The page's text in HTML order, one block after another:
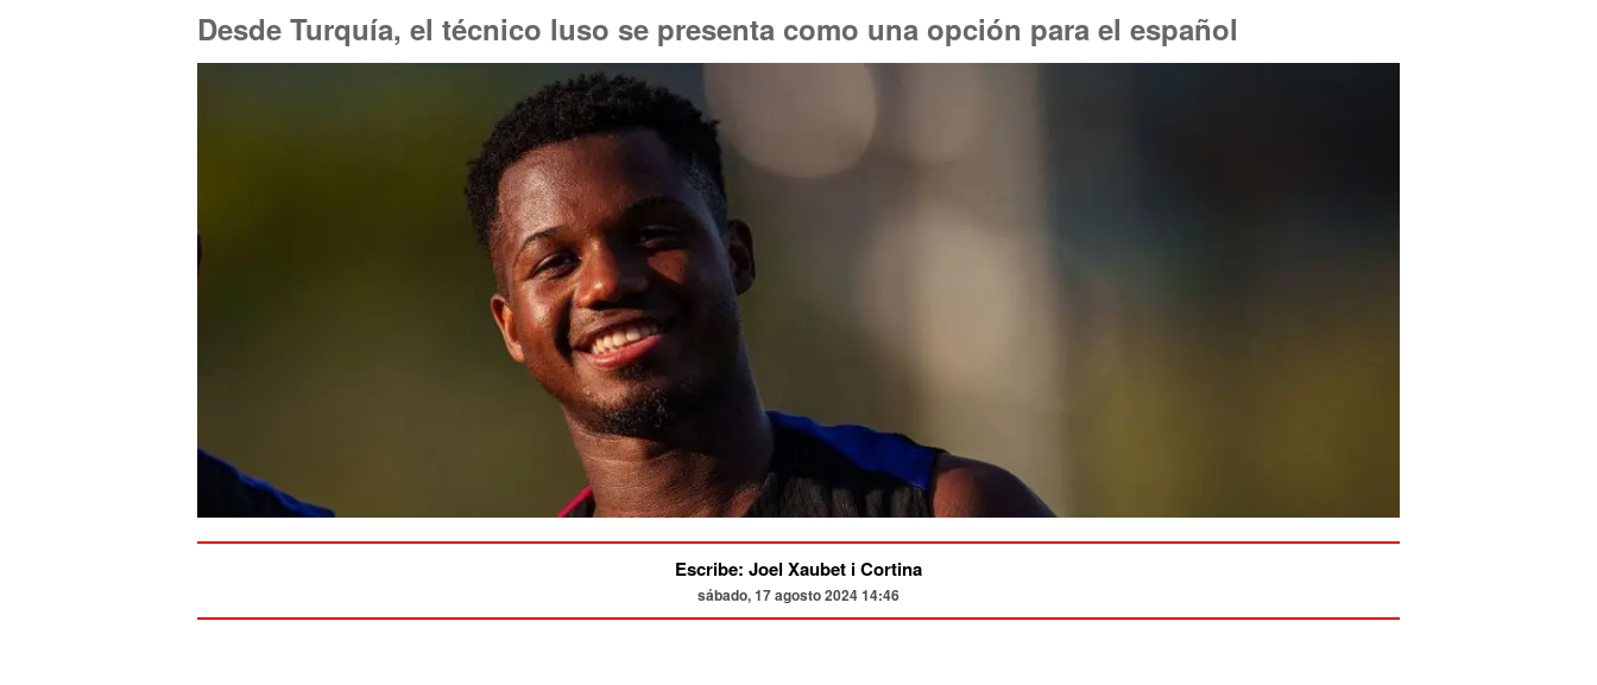
Desde Turquía, el técnico luso se presenta como una opción para el español
Escribe: Joel Xaubet i Cortina
sábado, 17 agosto 2024 14:46